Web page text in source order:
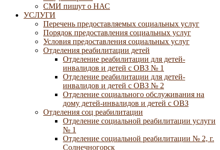
СМИ пишут о НАС
УСЛУГИ
Перечень предоставляемых социальных услуг
Порядок предоставления социальных услуг
Условия предоставления социальных услуг
Отделения реабилитации детей
Отделение реабилитации для детей-
инвалидов и детей с ОВЗ № 1
Отделение реабилитации для детей-
инвалидов и детей с ОВЗ № 2
Отделение социального обслуживания на
дому детей-инвалидов и детей с ОВЗ
Отделения соц реабилитации
Отделение социальной реабилитации услуги
№ 1
Отделение социальной реабилитации № 2, г.
Солнечногорск